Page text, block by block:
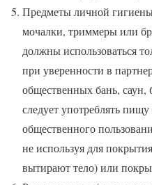
Предметы личной
мочалки, триммеры или
должны использоваться
при уверенности в
общественных бань, саун,
следует употреблять
общественного
не используя для
вытирают тело) или